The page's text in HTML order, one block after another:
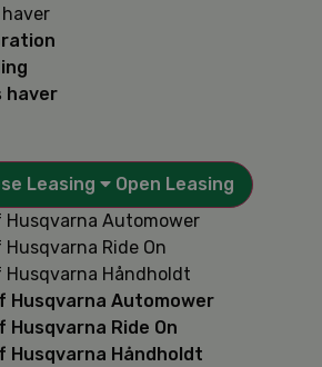
haver
haver
Leasing
Open Leasing
Husqvarna Automower
Ride On
Husqvarna Håndholdt
Husqvarna Automower
Husqvarna Ride On
Husqvarna Håndholdt